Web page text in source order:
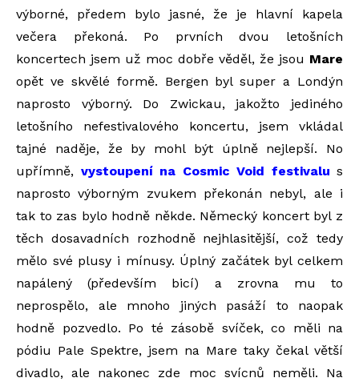
výborné, předem bylo jasné, že je hlavní kapela
večera překoná. Po prvních dvou letošních
koncertech jsem už moc dobře věděl, že jsou Mare
opět ve skvělé formě. Bergen byl super a Londýn
naprosto výborný. Do Zwickau, jakožto jediného
letošního nefestivalového koncertu, jsem vkládal
tajné naděje, že by mohl být úplně nejlepší. No
upřímně, vystoupení na Cosmic Void festivalu s
naprosto výborným zvukem překonán nebyl, ale i
tak to zas bylo hodně někde. Německý koncert byl z
těch dosavadních rozhodně nejhlasitější, což tedy
mělo své plusy i mínusy. Úplný začátek byl celkem
napálený (především bicí) a zrovna mu to
neprospělo, ale mnoho jiných pasáží to naopak
hodně pozvedlo. Po té zásobě svíček, co měli na
pódiu Pale Spektre, jsem na Mare taky čekal větší
divadlo, ale nakonec zde moc svícnů neměli. Na